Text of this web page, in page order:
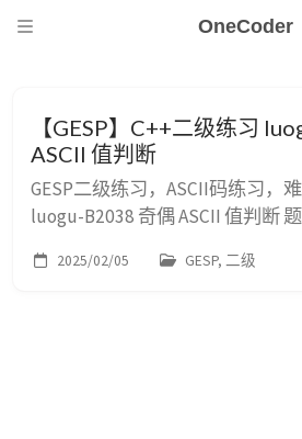
OneCoder
【GESP】C++二级练习
ASCII 值判断
GESP二级练习，ASCII码练习
luogu-B2038 奇偶 ASCII 值判断
输出 YES，否则，输出 NO 。 例如
2025/02/05 GESP, 二级